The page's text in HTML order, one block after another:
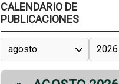
CALENDARIO DE
PUBLICACIONES